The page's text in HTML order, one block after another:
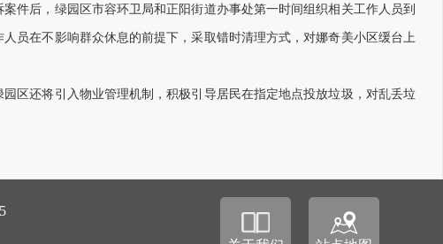
后，绿园区市容环卫局和正阳街道办事处第一时间组织相关工作人员到
员在不影响群众休息的前提下，采取错时清理方式，对娜奇美小区缓台上
还将引入物业管理机制，积极引导居民在指定地点投放垃圾，对乱丢垃